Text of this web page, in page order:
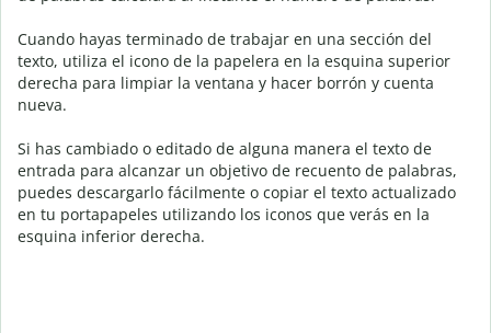
Cuando hayas terminado de trabajar en una sección del
texto, utiliza el icono de la papelera en la esquina superior
derecha para limpiar la ventana y hacer borrón y cuenta
nueva.
Si has cambiado o editado de alguna manera el texto de
entrada para alcanzar un objetivo de recuento de palabras,
puedes descargarlo fácilmente o copiar el texto actualizado
en tu portapapeles utilizando los iconos que verás en la
esquina inferior derecha.